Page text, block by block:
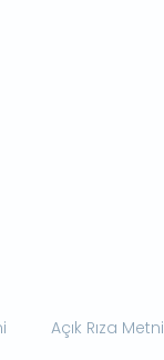
Açık Rıza Metni